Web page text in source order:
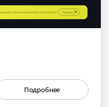
Подробнее